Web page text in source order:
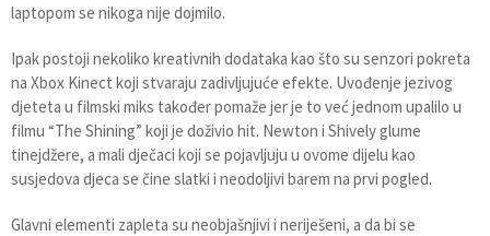
laptopom se nikoga nije dojmilo.
Ipak postoji nekoliko kreativnih dodataka kao što su senzori pokreta
na Xbox Kinect koji stvaraju zadivljujuće efekte. Uvođenje jezivog
djeteta u filmski miks također pomaže jer je to već jednom upalilo u
filmu “The Shining” koji je doživio hit. Newton i Shively glume
tinejdžere, a mali dječaci koji se pojavljuju u ovome dijelu kao
susjedova djeca se čine slatki i neodoljivi barem na prvi pogled.
Glavni elementi zapleta su neobjašnjivi i neriješeni, a da bi se